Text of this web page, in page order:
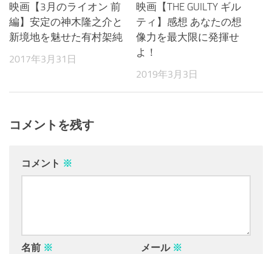
映画【3月のライオン 前
編】安定の神木隆之介と
新境地を魅せた有村架純
2017年3月31日
映画【THE GUILTY ギル
ティ】感想 あなたの想
像力を最大限に発揮せ
よ！
2019年3月3日
コメントを残す
コメント ※
名前 ※ メール ※